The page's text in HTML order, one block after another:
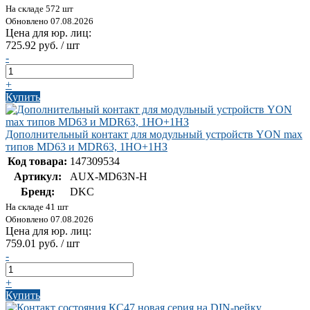
На складе 572 шт
Обновлено 07.08.2026
Цена для юр. лиц:
725.92 руб. / шт
-
+
Купить
Дополнительный контакт для модульный устройств YON max
типов MD63 и MDR63, 1НО+1НЗ
Код товара: 147309534
Артикул:
AUX-MD63N-H
Бренд:
DKC
На складе 41 шт
Обновлено 07.08.2026
Цена для юр. лиц:
759.01 руб. / шт
-
+
Купить